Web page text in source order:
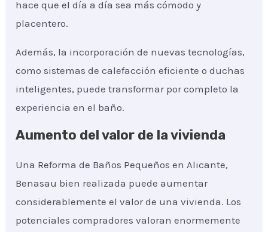
hace que el día a día sea más cómodo y
placentero.
Además, la incorporación de nuevas tecnologías,
como sistemas de calefacción eficiente o duchas
inteligentes, puede transformar por completo la
experiencia en el baño.
Aumento del valor de la vivienda
Una Reforma de Baños Pequeños en Alicante,
Benasau bien realizada puede aumentar
considerablemente el valor de una vivienda. Los
potenciales compradores valoran enormemente